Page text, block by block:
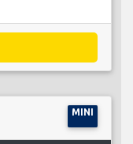
MINI